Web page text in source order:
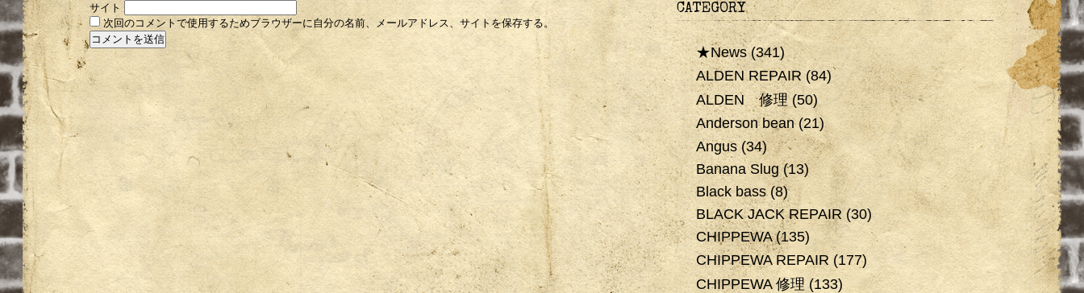
サイト
次回のコメントで使用するためブラウザーに自分の名前、メールアドレス、サイトを保存する。
CATEGORY
★News(341)
ALDEN REPAIR(84)
ALDEN 修理(50)
Anderson bean(21)
Angus(34)
Banana Slug(13)
Black bass(8)
BLACK JACK REPAIR(30)
CHIPPEWA(135)
CHIPPEWA REPAIR (177)
CHIPPEWA 修理(133)